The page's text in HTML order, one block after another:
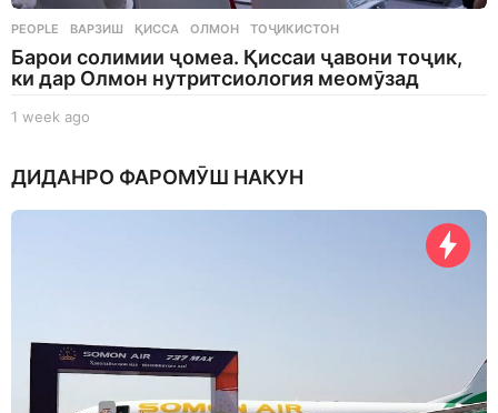
PEOPLE ВАРЗИШ ,ҚИССА ,ОЛМОН ,ТОҶИКИСТОН
Барои солимии ҷомеа. Қиссаи ҷавони тоҷик,
ки дар Олмон нутритсиология меомӯзад
1 week ago
e
ДИДАНРО ФАРОМӮШ НАКУН